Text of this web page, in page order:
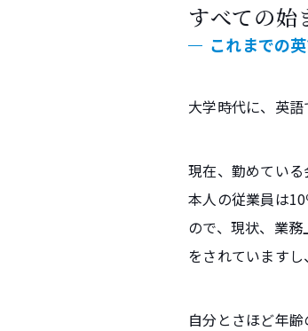
すべての始
これまでの
大学時代に、英
現在、勤めてい
本人の従業員は
ので、現状、業
をされています
自分とさほど年